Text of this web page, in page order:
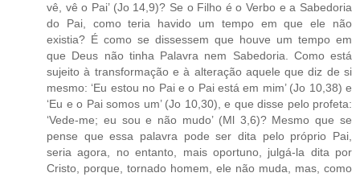
vê, vê o Pai’ (Jo 14,9)? Se o Filho é o Verbo e a Sabedoria
do Pai, como teria havido um tempo em que ele não
existia? É como se dissessem que houve um tempo em
que Deus não tinha Palavra nem Sabedoria. Como está
sujeito à transformação e à alteração aquele que diz de si
mesmo: ‘Eu estou no Pai e o Pai está em mim’ (Jo 10,38) e
‘Eu e o Pai somos um’ (Jo 10,30), e que disse pelo profeta:
‘Vede-me; eu sou e não mudo’ (Ml 3,6)? Mesmo que se
pense que essa palavra pode ser dita pelo próprio Pai,
seria agora, no entanto, mais oportuno, julgá-la dita por
Cristo, porque, tornado homem, ele não muda, mas, como